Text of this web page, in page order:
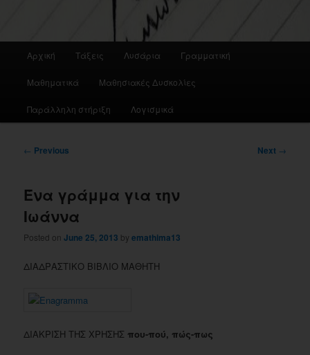
Αρχική Τάξεις Λυσάρια Γραμματική
Μαθηματικά Μαθησιακές Δυσκολίες
Παράλληλη στήριξη Λογισμικά
Post
← Previous Next →
Ένα γράμμα για την
Ιωάννα
Posted onJune 25, 2013 byemathima13
ΔΙΑΔΡΑΣΤΙΚΟ ΒΙΒΛΙΟ ΜΑΘΗΤΗ
ΔΙΑΚΡΙΣΗ ΤΗΣ ΧΡΗΣΗΣ που-πού, πώς-πως